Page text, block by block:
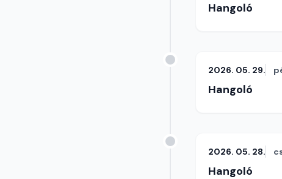
Hangoló
2026. 05. 29.
Hangoló
2026. 05. 28.
Hangoló